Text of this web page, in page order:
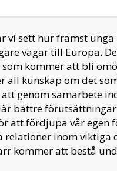
vi sett hur främst
vägar till Europa.
som kommer att bli
all kunskap om det
genom samarbete
bättre
att fördjupa vår
relationer inom viktiga
kommer att bestå